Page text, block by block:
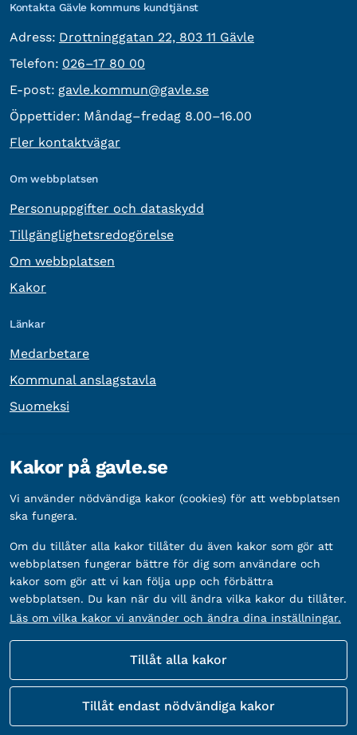
Kontakta Gävle kommuns kundtjänst
Adress: besöksadress:
Drottninggatan 22, 803 11 Gävle
Telefon: Telefon:
026–17 80 00
E-post: E-post:
gavle.kommun@gavle.se
Öppettider: Måndag–fredag 8.00–16.00
Fler kontaktvägar
Om webbplatsen
Personuppgifter och dataskydd
Tillgänglighetsredogörelse
Om webbplatsen
Kakor
Länkar
Medarbetare
Kommunal anslagstavla
Suomeksi
Organisationsnummer: 212000-2338
Bankgironummer: 5888-2333
Fler sätt att följa oss
Kakor på gavle.se
Vi använder nödvändiga kakor (cookies) för att webbplatsen
ska fungera.
Om du tillåter alla kakor tillåter du även kakor som gör att
webbplatsen fungerar bättre för dig som användare och
kakor som gör att vi kan följa upp och förbättra
webbplatsen. Du kan när du vill ändra vilka kakor du tillåter.
Läs om vilka kakor vi använder och ändra dina inställningar.
Tillåt alla kakor
Tillåt endast nödvändiga kakor